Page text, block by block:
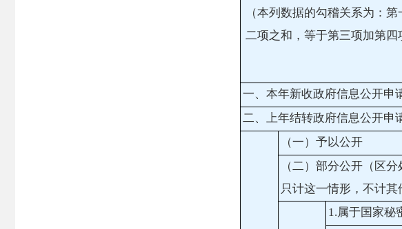
（本列数据的勾稽关系为：
二项之和，等于第三项加第四
一、本年新收政府信息公开申
二、上年结转政府信息公开申
（一）予以公开
（二）部分公开 （区
只计这一情形，不计其
1.属于国家秘